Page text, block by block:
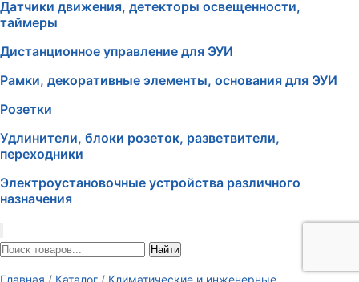
Датчики движения, детекторы освещенности,
таймеры
Дистанционное управление для ЭУИ
Рамки, декоративные элементы, основания для ЭУИ
Розетки
Удлинители, блоки розеток, разветвители,
переходники
Электроустановочные устройства различного
назначения
Найти
Главная / Каталог / Климатические и инженерные